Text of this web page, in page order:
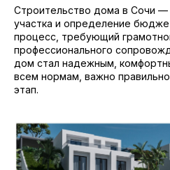
Строительство дома в Сочи —
участка и определение
процесс, требующий
профессионального
дом стал надежным,
всем нормам, важно
этап.